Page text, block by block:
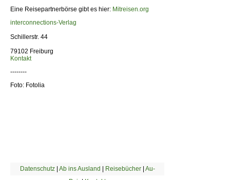
Eine Reisepartnerbörse gibt es hier: Mitreisen.org
interconnections-Verlag
Schillerstr. 44
79102 Freiburg
Kontakt
--------
Foto: Fotolia
Datenschutz| Ab ins Ausland | Reisebücher| Au-